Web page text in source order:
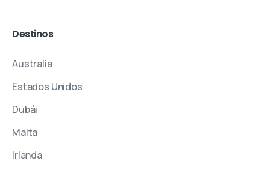
Destinos
Australia
Estados Unidos
Dubái
Malta
Irlanda